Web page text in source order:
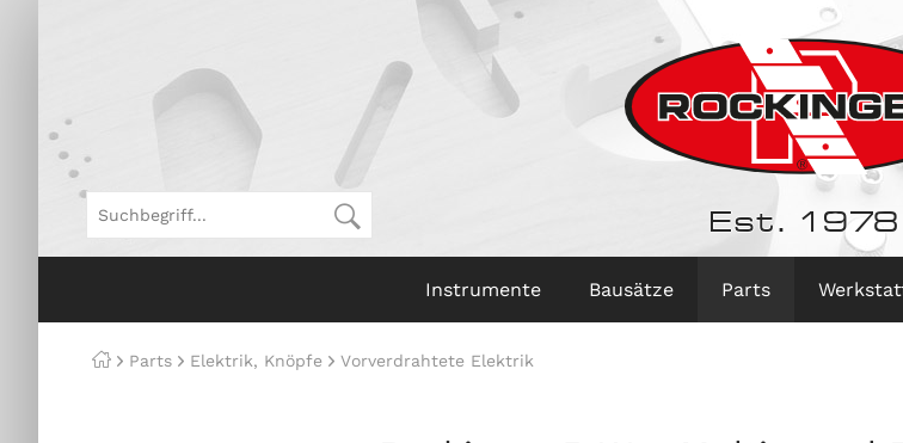
Est. 1978
Instrumente Bausätze Parts
Parts Elektrik, Knöpfe Vorverdrahtete Elektrik